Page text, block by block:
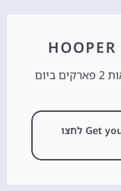
כרטיסי כניסה הופר מאפשרים לראות 2 פארקים ביום
לפרטים והזמנות דרך Get your guide לחצו